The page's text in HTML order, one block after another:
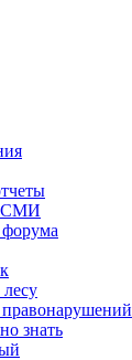
СМИ
лесу
знать